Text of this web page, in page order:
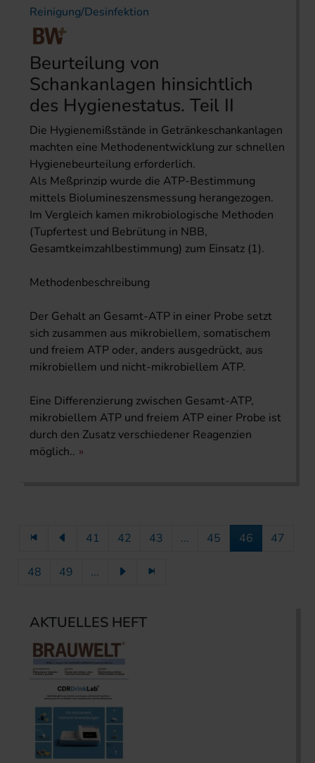
Reinigung/Desinfektion
Beurteilung von
Schankanlagen hinsichtlich
des Hygienestatus. Teil II
Die Hygienemißstände in Getränkeschankanlagen
machten eine Methodenentwicklung zur schnellen
Hygienebeurteilung erforderlich.
Als Meßprinzip wurde die ATP-Bestimmung
mittels Biolumineszensmessung herangezogen.
Im Vergleich kamen mikrobiologische Methoden
(Tupfertest und Bebrütung in NBB,
Gesamtkeimzahlbestimmung) zum Einsatz (1).
Methodenbeschreibung
Der Gehalt an Gesamt-ATP in einer Probe setzt
sich zusammen aus mikrobiellem, somatischem
und freiem ATP oder, anders ausgedrückt, aus
mikrobiellem und nicht-mikrobiellem ATP.
Eine Differenzierung zwischen Gesamt-ATP,
mikrobiellem ATP und freiem ATP einer Probe ist
durch den Zusatz verschiedener Reagenzien
möglich..
41 42 43 ... 45 46 47
48 49 ...
AKTUELLES HEFT